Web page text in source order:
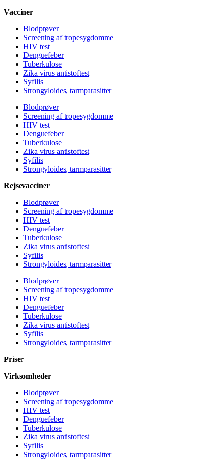
Vacciner
Blodprøver
Screening af tropesygdomme
HIV test
Denguefeber
Tuberkulose
Zika virus antistoftest
Syfilis
Strongyloides, tarmparasitter
Blodprøver
Screening af tropesygdomme
HIV test
Denguefeber
Tuberkulose
Zika virus antistoftest
Syfilis
Strongyloides, tarmparasitter
Rejsevacciner
Blodprøver
Screening af tropesygdomme
HIV test
Denguefeber
Tuberkulose
Zika virus antistoftest
Syfilis
Strongyloides, tarmparasitter
Blodprøver
Screening af tropesygdomme
HIV test
Denguefeber
Tuberkulose
Zika virus antistoftest
Syfilis
Strongyloides, tarmparasitter
Priser
Virksomheder
Blodprøver
Screening af tropesygdomme
HIV test
Denguefeber
Tuberkulose
Zika virus antistoftest
Syfilis
Strongyloides, tarmparasitter